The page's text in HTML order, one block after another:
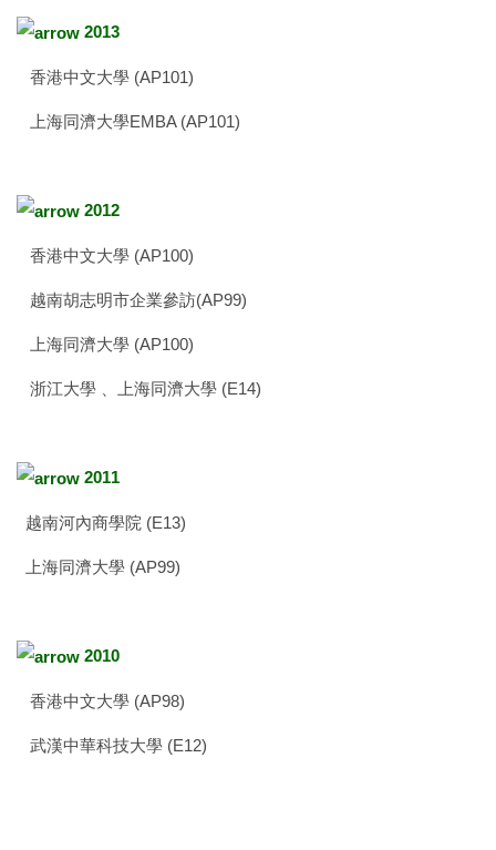
2013
香港中文大學 (AP101)
上海同濟大學EMBA (AP101)
2012
香港中文大學 (AP100)
越南胡志明市企業參訪(AP99)
上海同濟大學 (AP100)
浙江大學 、上海同濟大學 (E14)
2011
越南河內商學院 (E13)
上海同濟大學 (AP99)
2010
香港中文大學 (AP98)
武漢中華科技大學 (E12)